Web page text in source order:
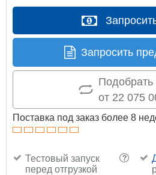
Запросить
Подобрать
от 22 075
Поставка под заказ более 8
?
Тестовый запуск
перед отгрузкой